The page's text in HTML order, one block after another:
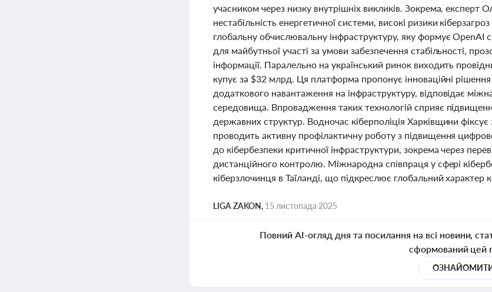
учасником через низку внутрішніх викликів. Зокрема, експерт
нестабільність енергетичної системи, високі ризики
глобальну обчислювальну інфраструктуру, яку формує
для майбутньої участі за умови забезпечення стабільності,
інформації. Паралельно на український ринок виходить
купує за $32 млрд. Ця платформа пропонує інноваційні
додаткового навантаження на інфраструктуру, відповідає
середовища. Впровадження таких технологій сприяє
державних структур. Водночас кіберполіція Харківщини
проводить активну профілактичну роботу з підвищення
до кібербезпеки критичної інфраструктури, зокрема через
дистанційного контролю. Міжнародна співпраця у сфері
кіберзлочинця в Таїланді, що підкреслює глобальний характер
LIGA ZAKON, 15 листопада 2025
Повний AI-огляд дня та посилання на всі новини,
сформований цей